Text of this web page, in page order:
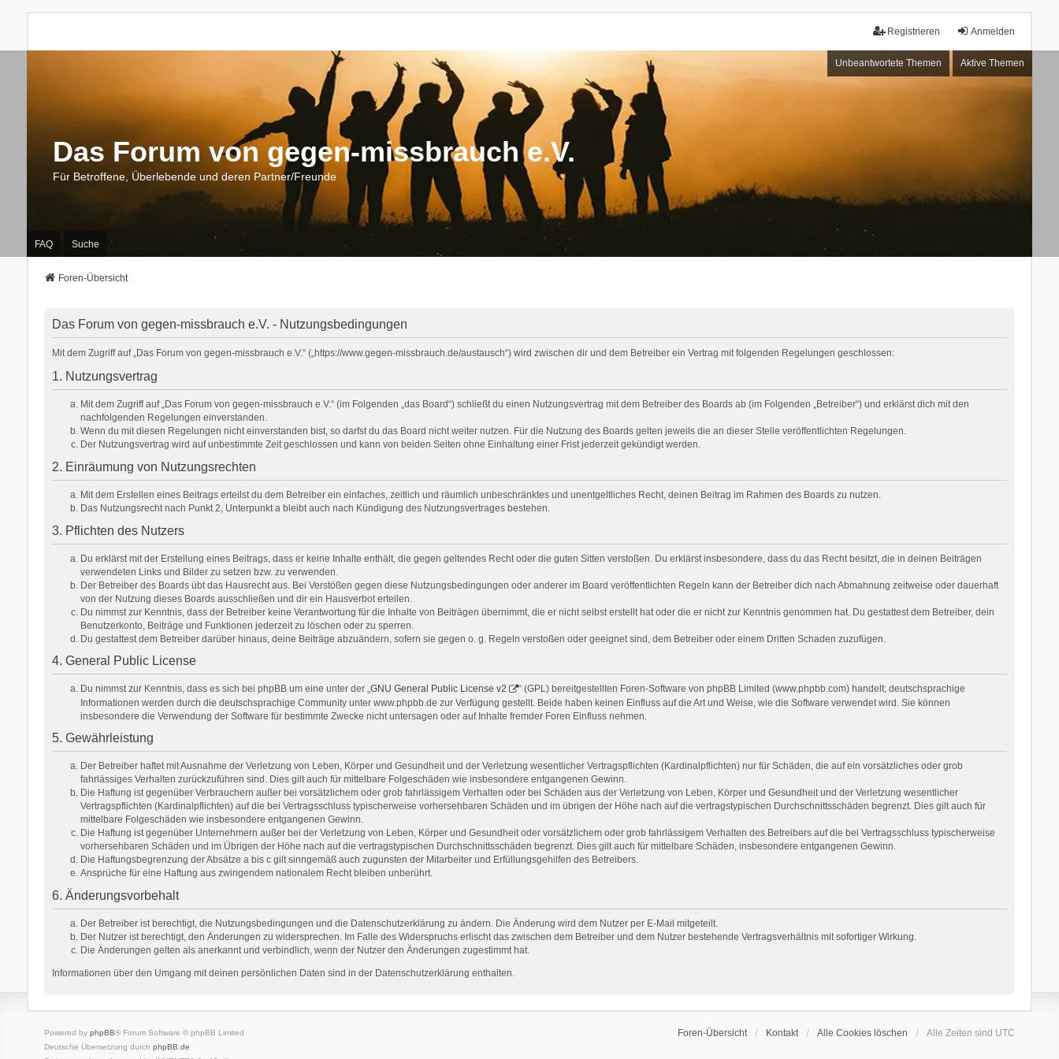
Anmelden
Registrieren
Unbeantwortete Themen Aktive Themen
Das Forum von gegen-missbrauch e.V.
Für Betroffene, Überlebende und deren Partner/Freunde
FAQ Suche
Foren-Übersicht
Das Forum von gegen-missbrauch e.V. - Nutzungsbedingungen
Mit dem Zugriff auf „Das Forum von gegen-missbrauch e.V.“ („https://www.gegen-missbrauch.de/austausch“) wird zwischen dir und dem Betreiber ein Vertrag mit folgenden Regelungen geschlossen:
1. Nutzungsvertrag
Mit dem Zugriff auf „Das Forum von gegen-missbrauch e.V.“ (im Folgenden „das Board“) schließt du einen Nutzungsvertrag mit dem Betreiber des Boards ab (im Folgenden „Betreiber“) und erklärst dich mit den
nachfolgenden Regelungen einverstanden.
Wenn du mit diesen Regelungen nicht einverstanden bist, so darfst du das Board nicht weiter nutzen. Für die Nutzung des Boards gelten jeweils die an dieser Stelle veröffentlichten Regelungen.
Der Nutzungsvertrag wird auf unbestimmte Zeit geschlossen und kann von beiden Seiten ohne Einhaltung einer Frist jederzeit gekündigt werden.
2. Einräumung von Nutzungsrechten
Mit dem Erstellen eines Beitrags erteilst du dem Betreiber ein einfaches, zeitlich und räumlich unbeschränktes und unentgeltliches Recht, deinen Beitrag im Rahmen des Boards zu nutzen.
Das Nutzungsrecht nach Punkt 2, Unterpunkt a bleibt auch nach Kündigung des Nutzungsvertrages bestehen.
3. Pflichten des Nutzers
Du erklärst mit der Erstellung eines Beitrags, dass er keine Inhalte enthält, die gegen geltendes Recht oder die guten Sitten verstoßen. Du erklärst insbesondere, dass du das Recht besitzt, die in deinen Beiträgen
verwendeten Links und Bilder zu setzen bzw. zu verwenden.
Der Betreiber des Boards übt das Hausrecht aus. Bei Verstößen gegen diese Nutzungsbedingungen oder anderer im Board veröffentlichten Regeln kann der Betreiber dich nach Abmahnung zeitweise oder dauerhaft
von der Nutzung dieses Boards ausschließen und dir ein Hausverbot erteilen.
Du nimmst zur Kenntnis, dass der Betreiber keine Verantwortung für die Inhalte von Beiträgen übernimmt, die er nicht selbst erstellt hat oder die er nicht zur Kenntnis genommen hat. Du gestattest dem Betreiber, dein
Benutzerkonto, Beiträge und Funktionen jederzeit zu löschen oder zu sperren.
Du gestattest dem Betreiber darüber hinaus, deine Beiträge abzuändern, sofern sie gegen o. g. Regeln verstoßen oder geeignet sind, dem Betreiber oder einem Dritten Schaden zuzufügen.
4. General Public License
Du nimmst zur Kenntnis, dass es sich bei phpBB um eine unter der „GNU General Public License v2
“ (GPL) bereitgestellten Foren-Software von phpBB Limited (www.phpbb.com) handelt; deutschsprachige
Informationen werden durch die deutschsprachige Community unter www.phpbb.de zur Verfügung gestellt. Beide haben keinen Einfluss auf die Art und Weise, wie die Software verwendet wird. Sie können
insbesondere die Verwendung der Software für bestimmte Zwecke nicht untersagen oder auf Inhalte fremder Foren Einfluss nehmen.
5. Gewährleistung
Der Betreiber haftet mit Ausnahme der Verletzung von Leben, Körper und Gesundheit und der Verletzung wesentlicher Vertragspflichten (Kardinalpflichten) nur für Schäden, die auf ein vorsätzliches oder grob
fahrlässiges Verhalten zurückzuführen sind. Dies gilt auch für mittelbare Folgeschäden wie insbesondere entgangenen Gewinn.
Die Haftung ist gegenüber Verbrauchern außer bei vorsätzlichem oder grob fahrlässigem Verhalten oder bei Schäden aus der Verletzung von Leben, Körper und Gesundheit und der Verletzung wesentlicher
Vertragspflichten (Kardinalpflichten) auf die bei Vertragsschluss typischerweise vorhersehbaren Schäden und im übrigen der Höhe nach auf die vertragstypischen Durchschnittsschäden begrenzt. Dies gilt auch für
mittelbare Folgeschäden wie insbesondere entgangenen Gewinn.
Die Haftung ist gegenüber Unternehmern außer bei der Verletzung von Leben, Körper und Gesundheit oder vorsätzlichem oder grob fahrlässigem Verhalten des Betreibers auf die bei Vertragsschluss typischerweise
vorhersehbaren Schäden und im Übrigen der Höhe nach auf die vertragstypischen Durchschnittsschäden begrenzt. Dies gilt auch für mittelbare Schäden, insbesondere entgangenen Gewinn.
Die Haftungsbegrenzung der Absätze a bis c gilt sinngemäß auch zugunsten der Mitarbeiter und Erfüllungsgehilfen des Betreibers.
Ansprüche für eine Haftung aus zwingendem nationalem Recht bleiben unberührt.
6. Änderungsvorbehalt
Der Betreiber ist berechtigt, die Nutzungsbedingungen und die Datenschutzerklärung zu ändern. Die Änderung wird dem Nutzer per E-Mail mitgeteilt.
Der Nutzer ist berechtigt, den Änderungen zu widersprechen. Im Falle des Widerspruchs erlischt das zwischen dem Betreiber und dem Nutzer bestehende Vertragsverhältnis mit sofortiger Wirkung.
Die Änderungen gelten als anerkannt und verbindlich, wenn der Nutzer den Änderungen zugestimmt hat.
Informationen über den Umgang mit deinen persönlichen Daten sind in der Datenschutzerklärung enthalten.
Foren-Übersicht Kontakt Alle Cookies löschen Alle Zeiten sind UTC
Powered by phpBB® Forum Software © phpBB Limited
Deutsche Übersetzung durch phpBB.de